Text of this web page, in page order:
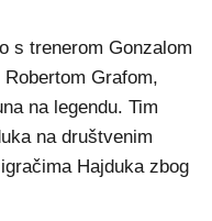
s trenerom Gonzalom
Grafom,
na legendu. Tim
na društvenim
Hajduka zbog